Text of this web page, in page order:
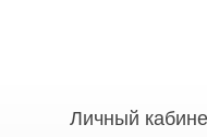
Личный